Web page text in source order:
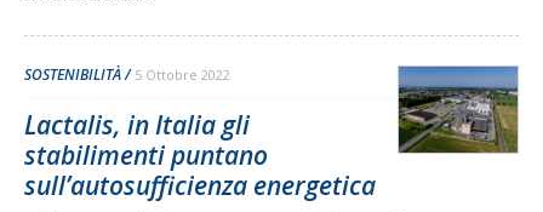
SOSTENIBILITÀ 5 Ottobre 2022
Lactalis, in Italia gli
stabilimenti puntano
sull’autosufficienza energetica